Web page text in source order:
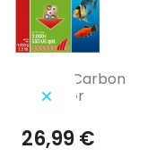
Aperçu rapide
Sera Super Carbon
1000 Gr
26,99 €